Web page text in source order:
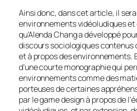
Ainsi donc, dans cet article, il
environnements vidéoludiques et
qu’Alenda Chang a développé
discours sociologiques contenus
et à propos des environnements.
d’une courte monographie qui
environnements comme des
porteuses de certaines
par legame designà propos de